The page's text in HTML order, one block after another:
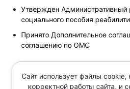
Утвержден Административный
социального пособия
Принято Дополнительное
соглашению по ОМС
Поиск по
Сайт использует файлы
корректной работы сайта, и